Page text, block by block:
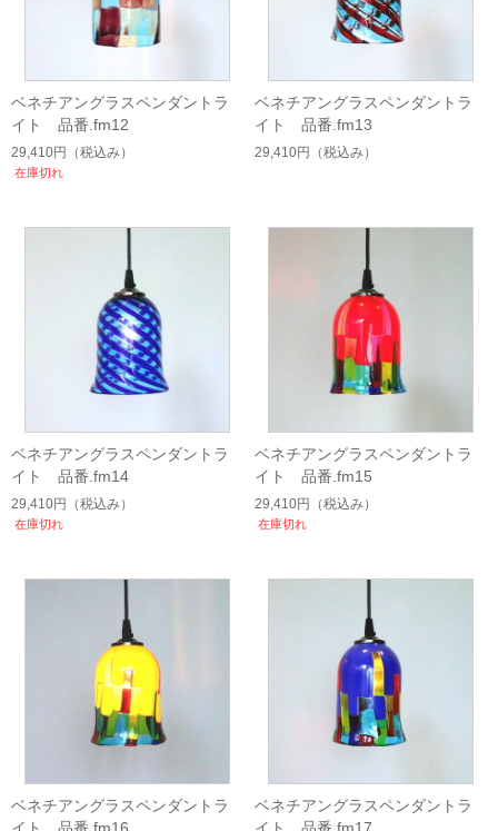
ベネチアングラスペンダントラ
イト 品番.fm12
29,410円 （税込み）
在庫切れ
ベネチアングラスペンダントラ
イト 品番.fm13
29,410円 （税込み）
ベネチアングラスペンダントラ
イト 品番.fm14
29,410円 （税込み）
在庫切れ
ベネチアングラスペンダントラ
イト 品番.fm15
29,410円 （税込み）
在庫切れ
ベネチアングラスペンダントラ
ベネチアングラスペンダントラ